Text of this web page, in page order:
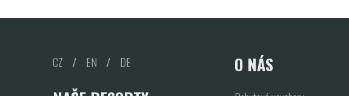
CZ / EN / DE O NÁS